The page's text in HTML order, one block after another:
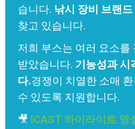
습니다. 낚시 장비 브랜드
찾고 있습니다.
저희 부스는 여러 요소를
받았습니다. 기능성과 시
다.경쟁이 치열한 소매
수 있도록 지원합니다.
🎥 ICAST 하이라이트 영